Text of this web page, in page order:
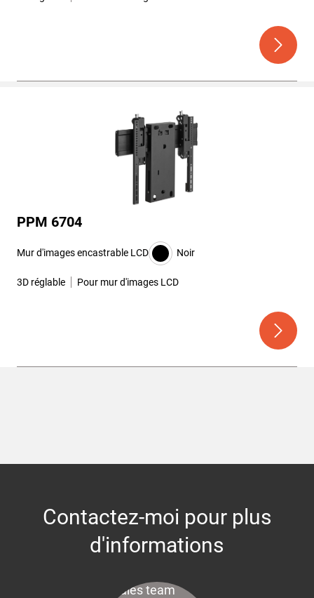
PPM 6704
Mur d'images encastrable LCD Noir
3D réglable Pour mur d'images LCD
Contactez-moi pour plus
d'informations